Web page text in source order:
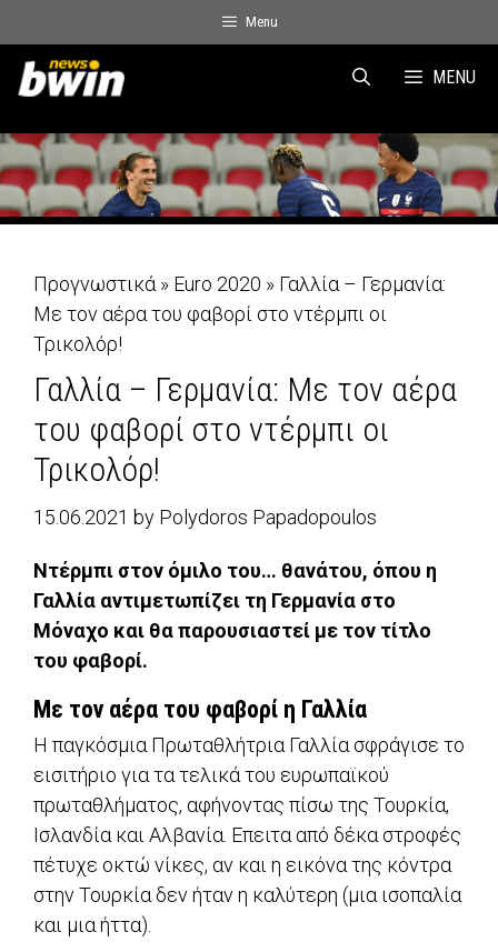
to
content
Menu
MENU
Προγνωστικά » Euro 2020 » Γαλλία – Γερμανία:
Με τον αέρα του φαβορί στο ντέρμπι οι
Τρικολόρ!
Γαλλία – Γερμανία: Με τον αέρα
του φαβορί στο ντέρμπι οι
Τρικολόρ!
15.06.2021 by Polydoros Papadopoulos
Ντέρμπι στον όμιλο του… θανάτου, όπου η
Γαλλία αντιμετωπίζει τη Γερμανία στο
Μόναχο και θα παρουσιαστεί με τον τίτλο
του φαβορί.
Με τον αέρα του φαβορί η Γαλλία
Η παγκόσμια Πρωταθλήτρια Γαλλία σφράγισε το
εισιτήριο για τα τελικά του ευρωπαϊκού
πρωταθλήματος, αφήνοντας πίσω της Τουρκία,
Ισλανδία και Αλβανία. Επειτα από δέκα στροφές
πέτυχε οκτώ νίκες, αν και η εικόνα της κόντρα
στην Τουρκία δεν ήταν η καλύτερη (μια ισοπαλία
και μια ήττα).